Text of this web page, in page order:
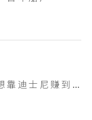
这一次沃尔玛想靠迪士尼赚到山姆赚不到的钱！